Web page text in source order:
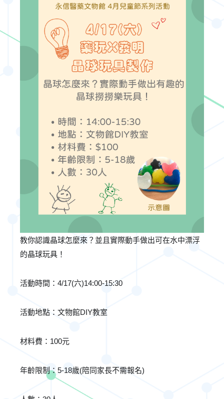
教你認識晶球怎麼來？並且實際動手做出可在水中漂浮
的晶球玩具！
活動時間：4/17(六)14:00-15:30
活動地點：文物館DIY教室
材料費：100元
年齡限制：5-18歲(陪同家長不需報名)